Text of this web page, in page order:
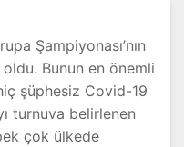
Şampiyonası’nın
Bunun en önemli
şüphesiz Covid-19
turnuva belirlenen
çok ülkede